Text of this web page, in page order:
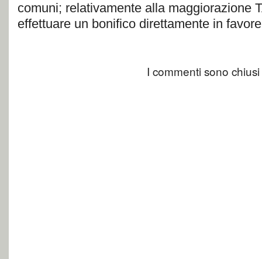
comuni; relativamente alla maggiorazione
effettuare un bonifico direttamente in
I commenti sono chiusi